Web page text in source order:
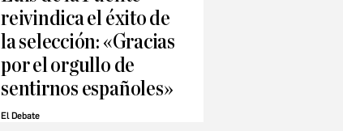
reivindica el éxito de
la selección: «Gracias
por el orgullo de
sentirnos españoles»
El Debate